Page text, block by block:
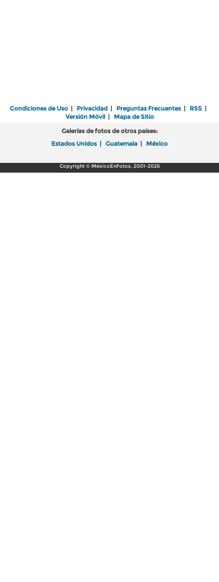
Condiciones de Uso | Privacidad | Preguntas Frecuentes | RSS |
Versión Móvil| Mapa de Sitio
Galerías de fotos de otros países:
Estados Unidos | Guatemala | México
Copyright © MéxicoEnFotos, 2001-2026